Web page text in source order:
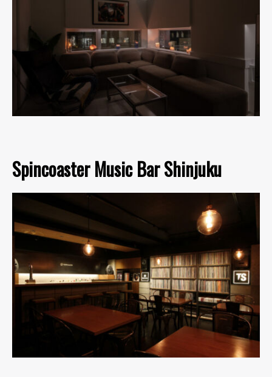
Spincoaster Music Bar Shinjuku